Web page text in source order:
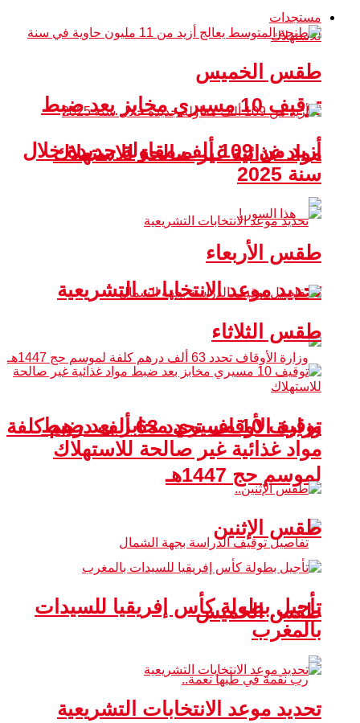
توقيف 10 مسيري مخابز بعد ضبط
مواد غذائية غير صالحة للاستهلاك
تحديد موعد الانتخابات التشريعية
وزارة الأوقاف تحدد 63 ألف درهم كلفة
لموسم حج 1447هـ
طقس الخميس
مستجدات
طقس الخميس
أزيد من 109 ألف مقاولة جديدة خلال
سنة 2025
طقس الأربعاء
طقس الثلاثاء
توقيف 10 مسيري مخابز بعد ضبط
مواد غذائية غير صالحة للاستهلاك
طقس الإثنين
تأجيل بطولة كأس إفريقيا للسيدات
بالمغرب
تحديد موعد الانتخابات التشريعية